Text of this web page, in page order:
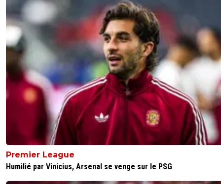
Premier League
Humilié par Vinicius, Arsenal se venge sur le PSG